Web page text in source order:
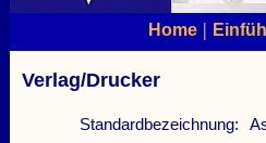
Home|
Verlag/Drucker
Standardbezeichnung: